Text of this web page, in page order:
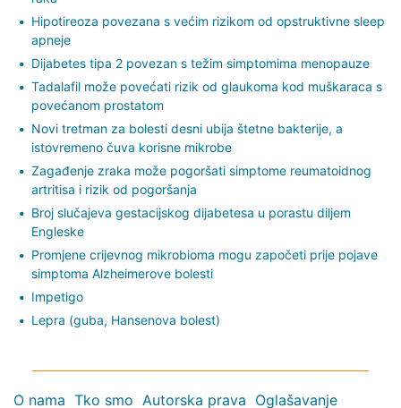
Hipotireoza povezana s većim rizikom od opstruktivne sleep
apneje
Dijabetes tipa 2 povezan s težim simptomima menopauze
Tadalafil može povećati rizik od glaukoma kod muškaraca s
povećanom prostatom
Novi tretman za bolesti desni ubija štetne bakterije, a
istovremeno čuva korisne mikrobe
Zagađenje zraka može pogoršati simptome reumatoidnog
artritisa i rizik od pogoršanja
Broj slučajeva gestacijskog dijabetesa u porastu diljem
Engleske
Promjene crijevnog mikrobioma mogu započeti prije pojave
simptoma Alzheimerove bolesti
Impetigo
Lepra (guba, Hansenova bolest)
O nama Tko smo Autorska prava Oglašavanje